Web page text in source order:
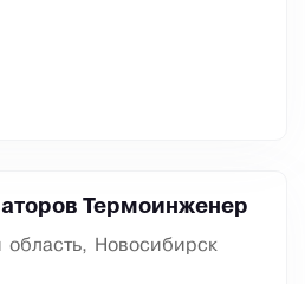
Термоинженер
область, Новосибирск